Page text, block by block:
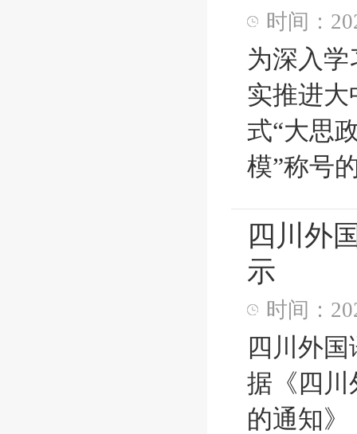
时间：
为深入学
实推进
式“大思
模”称号
四川外
示
时间：
四川外
据《四川
的通知》